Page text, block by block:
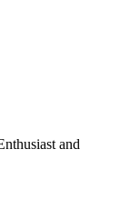
and